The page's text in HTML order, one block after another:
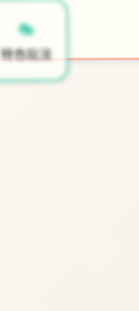
🎭
特色玩法 开始游戏